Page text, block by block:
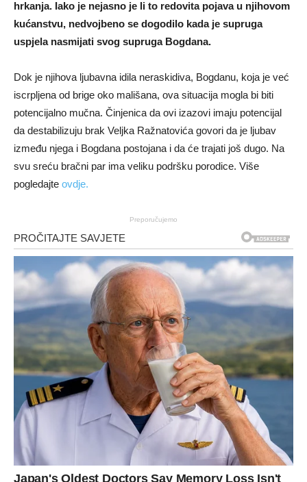
hrkanja. Iako je nejasno je li to redovita pojava u njihovom
kućanstvu, nedvojbeno se dogodilo kada je supruga
uspjela nasmijati svog supruga Bogdana.
Dok je njihova ljubavna idila neraskidiva, Bogdanu, koja je već
iscrpljena od brige oko mališana, ova situacija mogla bi biti
potencijalno mučna. Činjenica da ovi izazovi imaju potencijal
da destabilizuju brak Veljka Ražnatovića govori da je ljubav
između njega i Bogdana postojana i da će trajati još dugo. Na
svu sreću bračni par ima veliku podršku porodice. Više
pogledajte ovdje.
Preporučujemo